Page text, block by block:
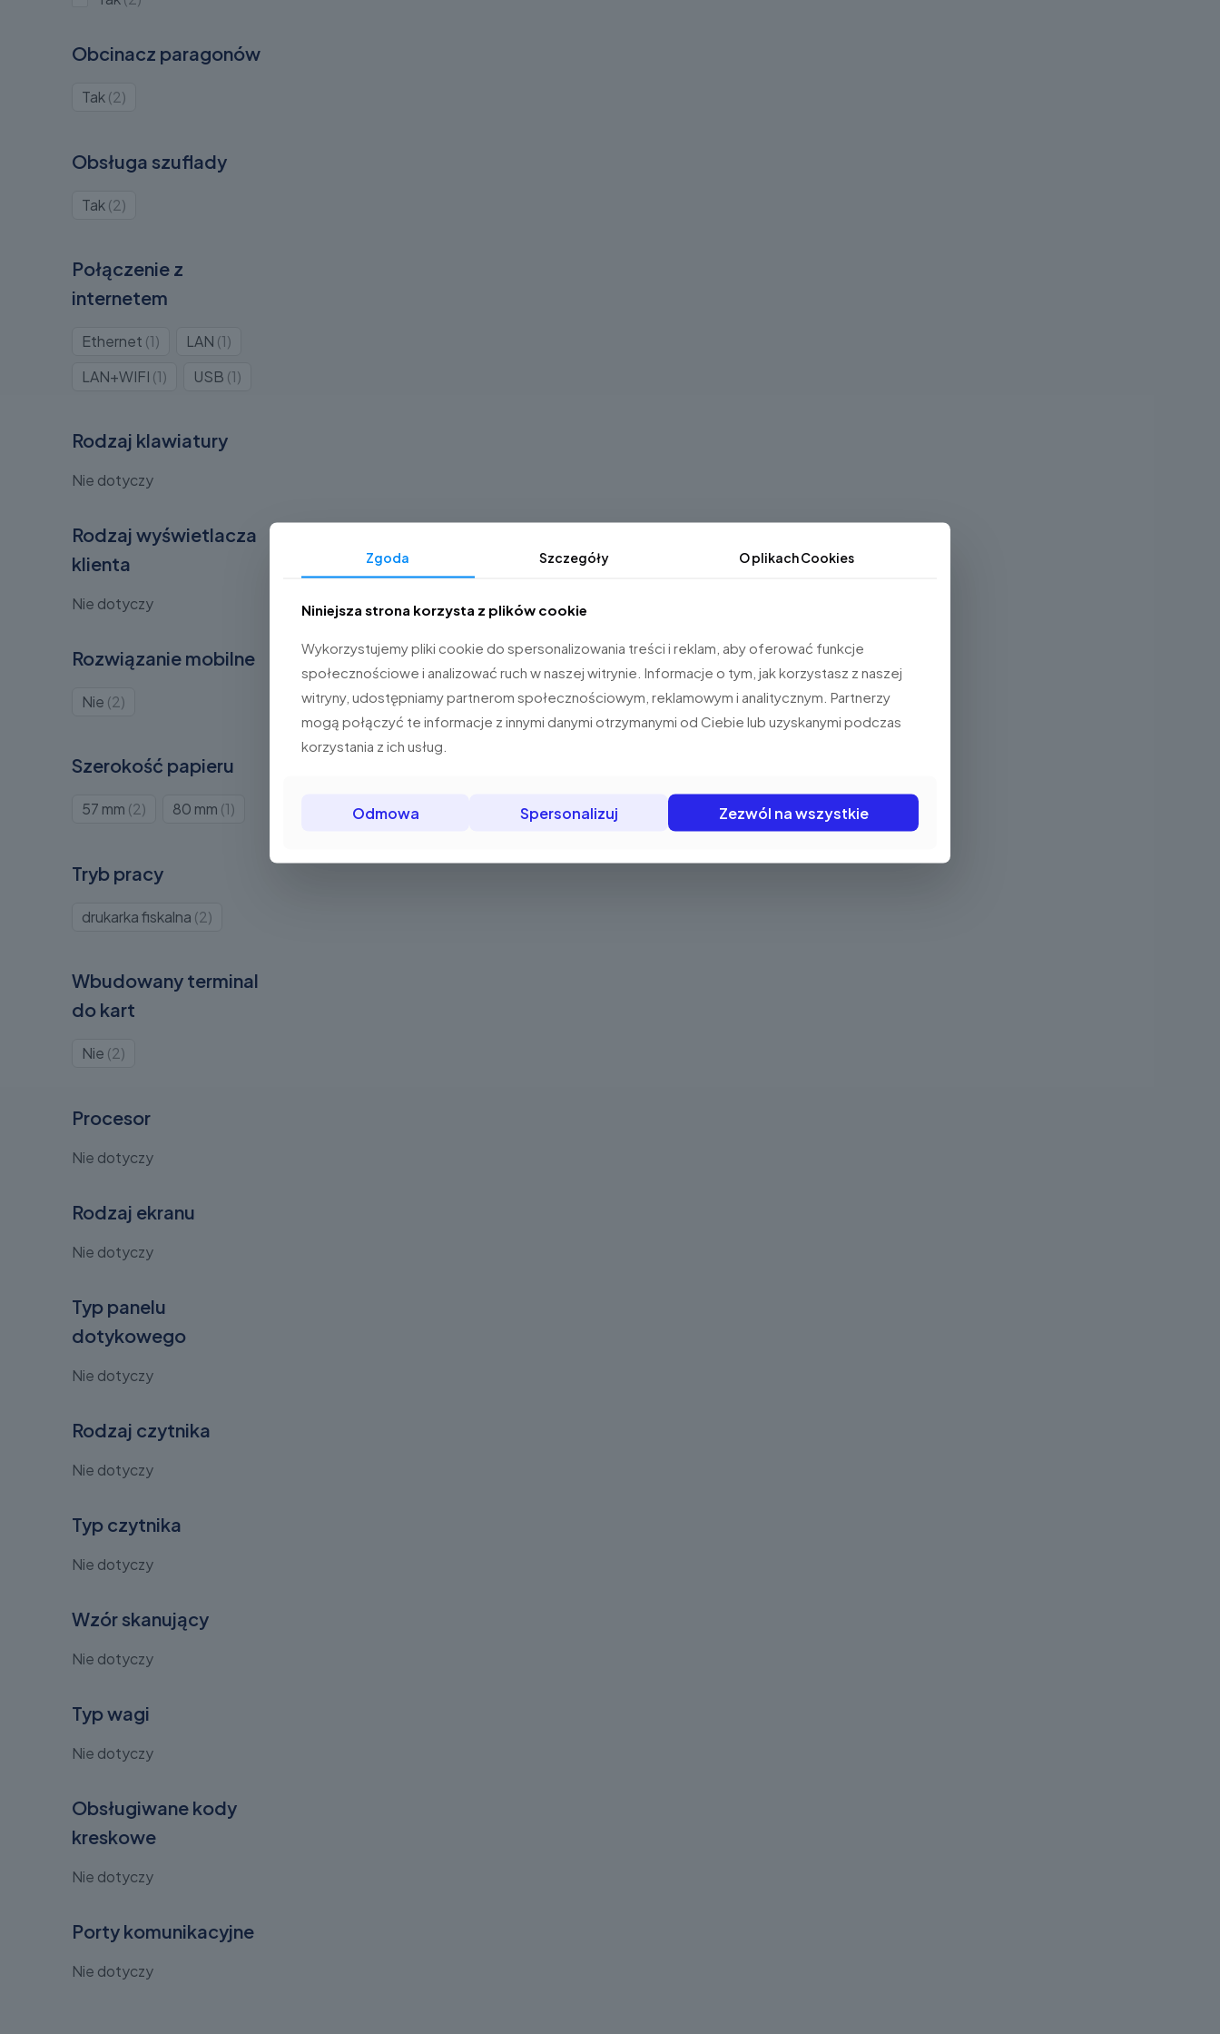
Obcinacz paragonów
Tak 2Produkty
Obsługa szuflady
Tak 2Produkty
Połączenie z
internetem
Ethernet 1Produkt
LAN 1Produkt
LAN+WIFI 1Produkt
USB 1Produkt
Rodzaj klawiatury
Nie dotyczy
Rodzaj wyświetlacza
klienta
Nie dotyczy
Rozwiązanie mobilne
Nie 2Produkty
Szerokość papieru
57 mm 2Produkty
80 mm 1Produkt
Tryb pracy
drukarka fiskalna 2Produkty
Wbudowany terminal
do kart
Nie 2Produkty
Procesor
Nie dotyczy
Rodzaj ekranu
Nie dotyczy
Typ panelu
dotykowego
Nie dotyczy
Rodzaj czytnika
Nie dotyczy
Typ czytnika
Nie dotyczy
Wzór skanujący
Nie dotyczy
Typ wagi
Nie dotyczy
Obsługiwane kody
kreskowe
Nie dotyczy
Porty komunikacyjne
Nie dotyczy
Zgoda Szczegóły O plikachCookies
Niniejsza strona korzysta z plików cookie
Wykorzystujemy pliki cookie do spersonalizowania treści i reklam, aby oferować funkcje
społecznościowe i analizować ruch w naszej witrynie. Informacje o tym, jak korzystasz z naszej
witryny, udostępniamy partnerom społecznościowym, reklamowym i analitycznym. Partnerzy
mogą połączyć te informacje z innymi danymi otrzymanymi od Ciebie lub uzyskanymi podczas
korzystania z ich usług.
Odmowa Spersonalizuj Zezwól na wszystkie